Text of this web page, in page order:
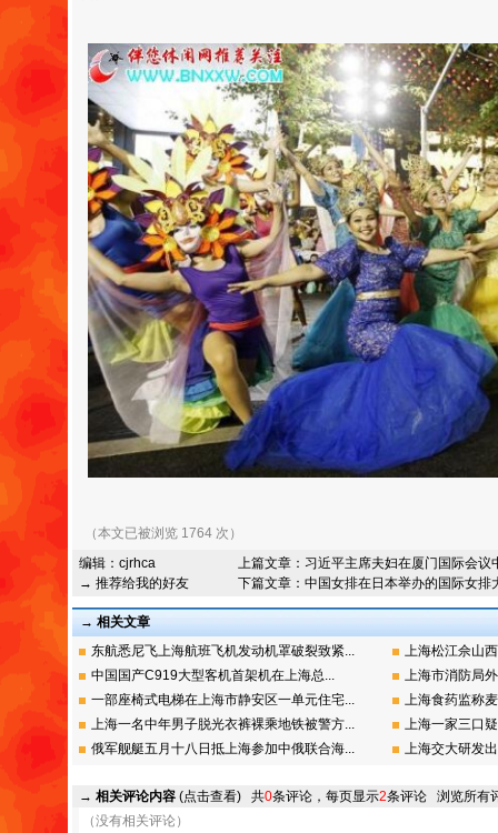
（本文已被浏览 1764 次）
编辑： cjrhca
→ 推荐给我的好友
上篇文章： 习近平主席夫妇在厦门国际会议
下篇文章： 中国女排在日本举办的国际女排
→ 相关文章
东航悉尼飞上海航班飞机发动机罩破裂致紧...
上海松江佘山
中国国产C919大型客机首架机在上海总...
上海市消防局
一部座椅式电梯在上海市静安区一单元住宅...
上海食药监称
上海一名中年男子脱光衣裤裸乘地铁被警方...
上海一家三口
俄军舰艇五月十八日抵上海参加中俄联合海...
上海交大研发
→ 相关评论内容 (点击查看) 共0条评论，每页显示2条评论 浏览所有
（没有相关评论）